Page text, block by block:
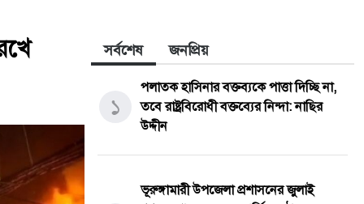
সর্বশেষ জনপ্রিয়
১
পলাতক হাসিনার বক্তব্যকে পাত্তা দিচ্ছি না,
তবে রাষ্ট্রবিরোধী বক্তব্যের নিন্দা: নাছির
উদ্দীন
ভূরুঙ্গামারী উপজেলা প্রশাসনের জুলাই